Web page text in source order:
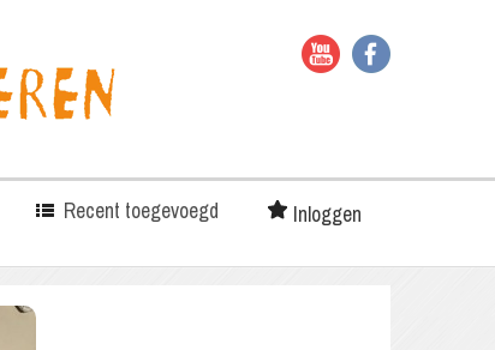
Recent toegevoegd Inloggen